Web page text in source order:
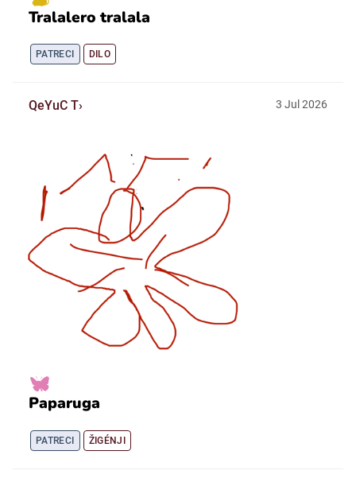
Tralalero tralala
PATRECI DILO
QeYuC T 3 Jul 2026
Paparuga
PATRECI ŽIGÉNJI